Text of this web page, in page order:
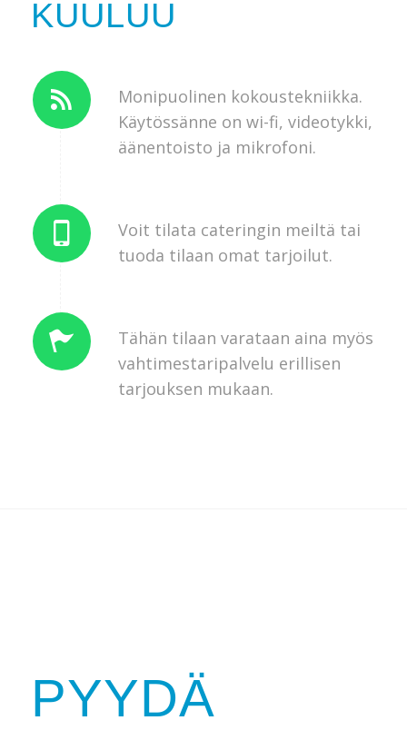
KUULUU
Monipuolinen kokoustekniikka.
Käytössänne on wi-fi, videotykki,
äänentoisto ja mikrofoni.
Voit tilata cateringin meiltä tai
tuoda tilaan omat tarjoilut.
Tähän tilaan varataan aina myös
vahtimestaripalvelu erillisen
tarjouksen mukaan.
PYYDÄ